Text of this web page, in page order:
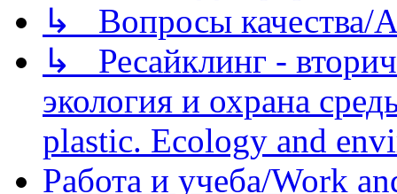
↳ Вопросы качества/
↳ Ресайклинг -
экология и охрана
plastic. Ecology and
Работа и учеба/Work